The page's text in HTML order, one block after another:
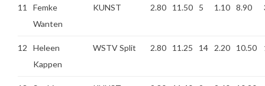
11
Femke
Wanten
KUNST 2.80 11.50 5 1.10 8.90
12
Heleen
Kappen
WSTV Split 2.80 11.25 14 2.20 10.50